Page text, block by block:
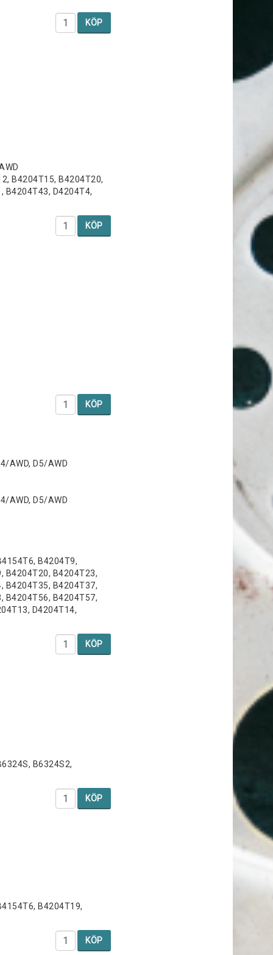
KÖP
B4204T15, B4204T20,
B4204T43, D4204T4,
KÖP
KÖP
AWD, D5/AWD
AWD, D5/AWD
B4204T9,
B4204T20, B4204T23,
B4204T35, B4204T37,
B4204T56, B4204T57,
D4204T14,
KÖP
B6324S2,
KÖP
B4204T19,
KÖP